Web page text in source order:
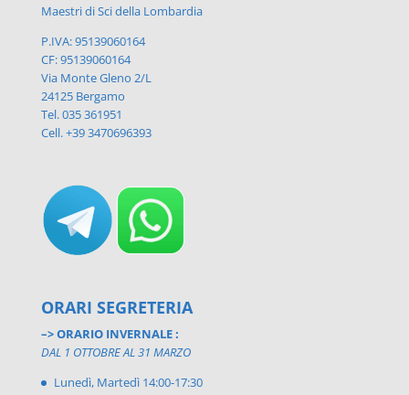
Maestri di Sci della Lombardia
P.IVA: 95139060164
CF: 95139060164
Via Monte Gleno 2/L
24125 Bergamo
Tel. 035 361951
Cell. +39 3470696393
ORARI SEGRETERIA
–> ORARIO INVERNALE :
DAL 1 OTTOBRE AL 31 MARZO
Lunedì, Martedì 14:00-17:30